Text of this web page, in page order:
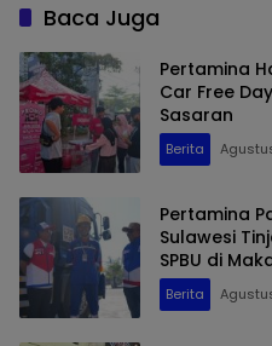
Baca Juga
Pertamina
Car Free
Sasaran
Berita
Pertamina
Sulawesi
SPBU di
Biosolar
Berita